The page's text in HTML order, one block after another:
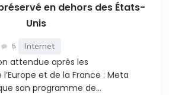
en dehors des États-
Unis
5 Internet
attendue après les
et de la France : Meta
son programme de...